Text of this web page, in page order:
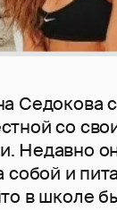
Седокова
со
Недавно
собой и
в школе